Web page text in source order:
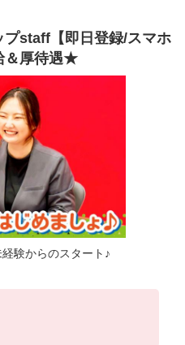
staff【即日登録/スマホ
＆厚待遇★
験からのスタート♪
り）